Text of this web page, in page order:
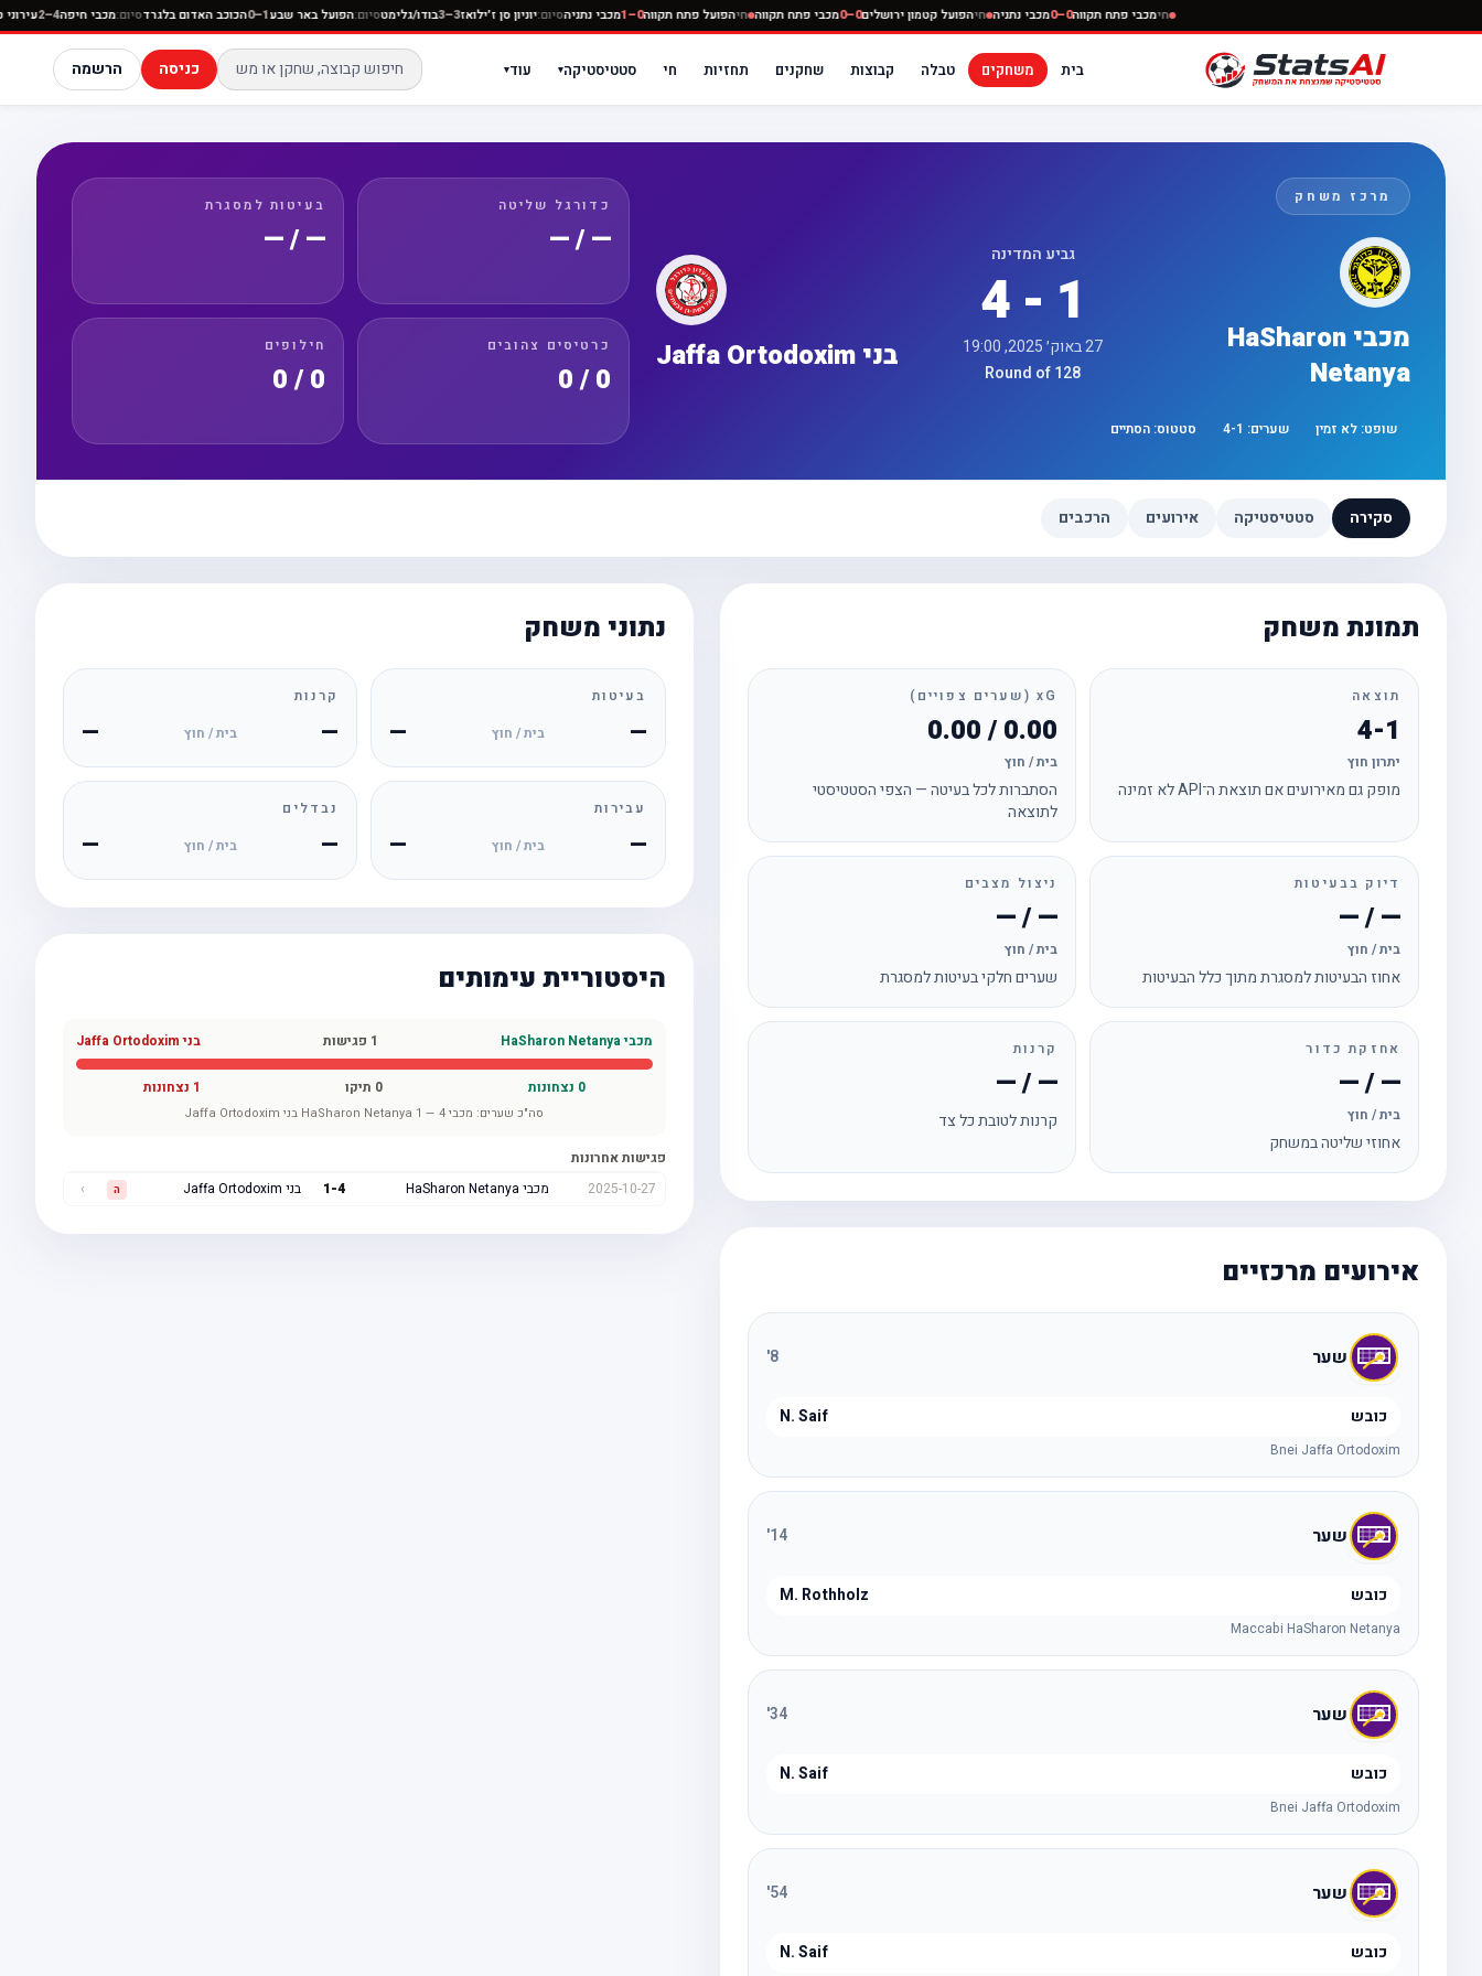
חימכבי פתח תקווה0–0 מכבי נתניה חיהפועל קטמון ירושלים0–0 מכבי פתח תקווה חיהפועל פתח תקווה0–1 מכבי נתניהסיום:יוניון סן ז׳ילואז3–3 בודו/גלימטסיום:הפועל באר שבע1–0 הכוכב האדום בלגרדסיום:מכבי חיפה4–2
בית משחקים טבלה קבוצות שחקנים תחזיות חי סטטיסטיקה▾ עוד▾ כניסה הרשמה
מרכז משחק
מכבי HaSharon
Netanya
גביע המדינה
4 - 1
27 באוק׳ 2025, 19:00
Round of 128
בני Jaffa Ortodoxim
שופט: לא זמין שערים: 4-1 סטטוס: הסתיים
כדורגל שליטה
— / —
בעיטות למסגרת
— / —
כרטיסים צהובים
0 / 0
חילופים
0 / 0
סקירה סטטיסטיקה אירועים הרכבים
תמונת משחק
תוצאה
4-1
יתרון חוץ
מופק גם מאירועים אם תוצאת ה־API לא זמינה
xG (שערים צפויים)
0.00 / 0.00
בית / חוץ
הסתברות לכל בעיטה — הצפי הסטטיסטי
לתוצאה
דיוק בבעיטות
— / —
בית / חוץ
אחוז הבעיטות למסגרת מתוך כלל הבעיטות
ניצול מצבים
— / —
בית / חוץ
שערים חלקי בעיטות למסגרת
אחזקת כדור
— / —
בית / חוץ
אחוזי שליטה במשחק
קרנות
— / —
קרנות לטובת כל צד
אירועים מרכזיים
שער 8
'
כובש N. Saif
Bnei Jaffa Ortodoxim
שער 14
'
כובש M. Rothholz
Maccabi HaSharon Netanya
שער 34
'
כובש N. Saif
Bnei Jaffa Ortodoxim
שער 54
'
כובש N. Saif
נתוני משחק
בעיטות
— בית / חוץ —
קרנות
— בית / חוץ —
עבירות
— בית / חוץ —
נבדלים
— בית / חוץ —
היסטוריית עימותים
מכבי HaSharon Netanya 1 פגישות בני Jaffa Ortodoxim
0 נצחונות 0 תיקו 1 נצחונות
סה"כ שערים: מכבי HaSharon Netanya 1 —4 בני Jaffa Ortodoxim
פגישות אחרונות
2025-10-27
מכבי HaSharon Netanya 1-4 בני Jaffa Ortodoxim ה ›